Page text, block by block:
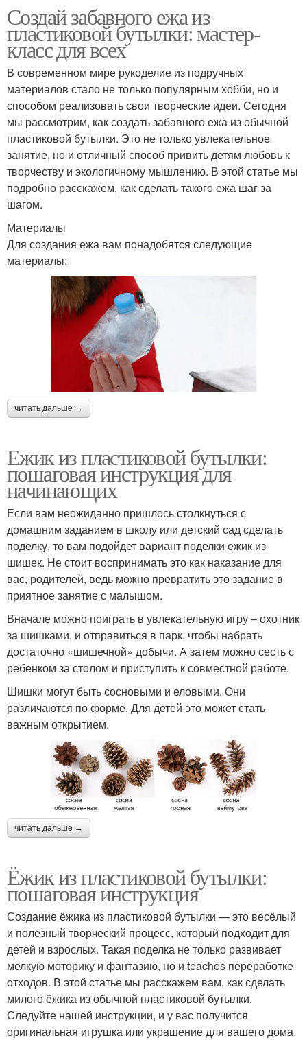
Создай забавного ежа из
пластиковой бутылки: мастер-
класс для всех
В современном мире рукоделие из подручных
материалов стало не только популярным хобби, но и
способом реализовать свои творческие идеи. Сегодня
мы рассмотрим, как создать забавного ежа из обычной
пластиковой бутылки. Это не только увлекательное
занятие, но и отличный способ привить детям любовь к
творчеству и экологичному мышлению. В этой статье мы
подробно расскажем, как сделать такого ежа шаг за
шагом.
Материалы
Для создания ежа вам понадобятся следующие
материалы:
читать дальше →
Ежик из пластиковой бутылки:
пошаговая инструкция для
начинающих
Если вам неожиданно пришлось столкнуться с
домашним заданием в школу или детский сад сделать
поделку, то вам подойдет вариант поделки ежик из
шишек. Не стоит воспринимать это как наказание для
вас, родителей, ведь можно превратить это задание в
приятное занятие с малышом.
Вначале можно поиграть в увлекательную игру – охотник
за шишками, и отправиться в парк, чтобы набрать
достаточно «шишечной» добычи. А затем можно сесть с
ребенком за столом и приступить к совместной работе.
Шишки могут быть сосновыми и еловыми. Они
различаются по форме. Для детей это может стать
важным открытием.
читать дальше →
Ёжик из пластиковой бутылки:
пошаговая инструкция
Создание ёжика из пластиковой бутылки — это весёлый
и полезный творческий процесс, который подходит для
детей и взрослых. Такая поделка не только развивает
мелкую моторику и фантазию, но и teaches переработке
отходов. В этой статье мы расскажем вам, как сделать
милого ёжика из обычной пластиковой бутылки.
Следуйте нашей инструкции, и у вас получится
оригинальная игрушка или украшение для вашего дома.